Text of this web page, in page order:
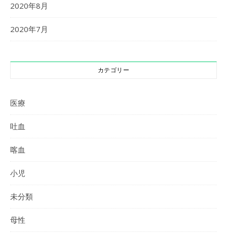
2020年8月
2020年7月
カテゴリー
医療
吐血
喀血
小児
未分類
母性